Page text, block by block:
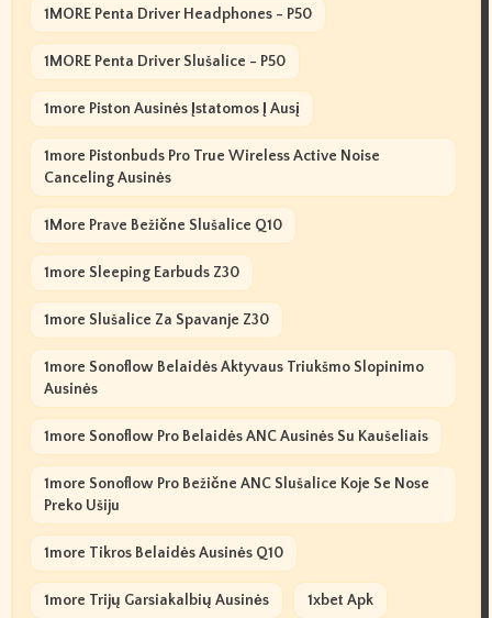
1MORE Penta Driver Headphones - P50
1MORE Penta Driver Slušalice - P50
1more Piston Ausinės Įstatomos Į Ausį
1more Pistonbuds Pro True Wireless Active Noise
Canceling Ausinės
1More Prave Bežične Slušalice Q10
1more Sleeping Earbuds Z30
1more Slušalice Za Spavanje Z30
1more Sonoflow Belaidės Aktyvaus Triukšmo Slopinimo
Ausinės
1more Sonoflow Pro Belaidės ANC Ausinės Su Kaušeliais
1more Sonoflow Pro Bežične ANC Slušalice Koje Se Nose
Preko Ušiju
1more Tikros Belaidės Ausinės Q10
1more Trijų Garsiakalbių Ausinės 1xbet Apk